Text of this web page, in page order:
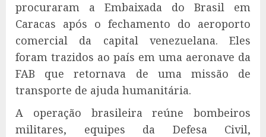
procuraram a Embaixada do Brasil em
Caracas após o fechamento do aeroporto
comercial da capital venezuelana. Eles
foram trazidos ao país em uma aeronave da
FAB que retornava de uma missão de
transporte de ajuda humanitária.
A operação brasileira reúne bombeiros
militares, equipes da Defesa Civil,